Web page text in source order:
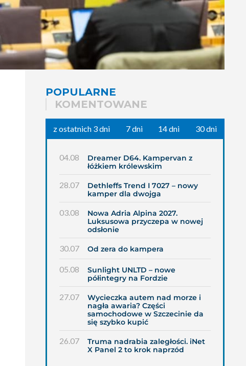
POPULARNE
KOMENTOWANE
z ostatnich 3 dni 7 dni 14 dni 30 dni
04.08
Dreamer D64. Kampervan z
łóżkiem królewskim
28.07
Dethleffs Trend I 7027 – nowy
kamper dla dwojga
03.08
Nowa Adria Alpina 2027.
Luksusowa przyczepa w nowej
odsłonie
30.07 Od zera do kampera
05.08
Sunlight UNLTD – nowe
półintegry na Fordzie
27.07
Wycieczka autem nad morze i
nagła awaria? Części
samochodowe w Szczecinie da
się szybko kupić
26.07
Truma nadrabia zaległości. iNet
X Panel 2 to krok naprzód